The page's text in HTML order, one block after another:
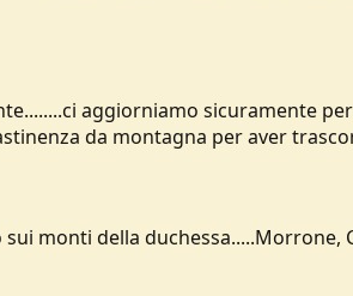
aggiorniamo sicuramente
da montagna per aver
monti della duchessa.....Morrone,